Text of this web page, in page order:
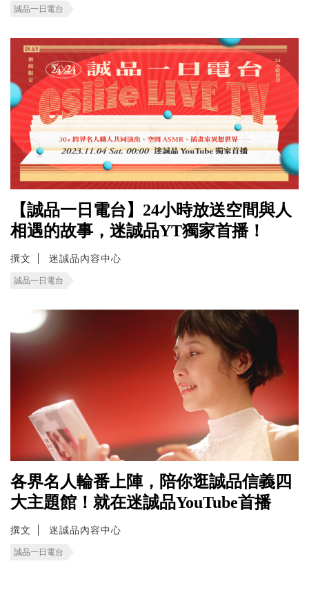
誠品一日電台
【誠品一日電台】24小時放送空間與人
相遇的故事，迷誠品YT獨家首播！
撰文 迷誠品內容中心
誠品一日電台
各界名人輪番上陣，陪你逛誠品信義四
大主題館！就在迷誠品YouTube首播
撰文 迷誠品內容中心
誠品一日電台